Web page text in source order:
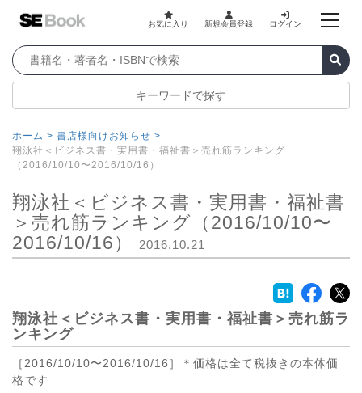
お気に入り 新規会員登録 ログイン
キーワードで探す
ホーム > 書店様向けお知らせ >
翔泳社＜ビジネス書・実用書・福祉書＞売れ筋ランキング
（2016/10/10〜2016/10/16）
翔泳社＜ビジネス書・実用書・福祉書
＞売れ筋ランキング（2016/10/10〜
2016/10/16）
2016.10.21
翔泳社＜ビジネス書・実用書・福祉書＞売れ筋ラ
ンキング
［2016/10/10〜2016/10/16］＊価格は全て税抜きの本体価
格です